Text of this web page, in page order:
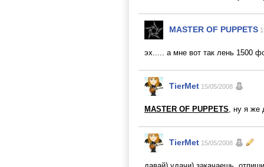
MASTER OF PUPPETS
эх..... а мне вот так лень 1500
TierMet 15/05/2008
MASTER OF PUPPETS, ну я же
TierMet 15/05/2008